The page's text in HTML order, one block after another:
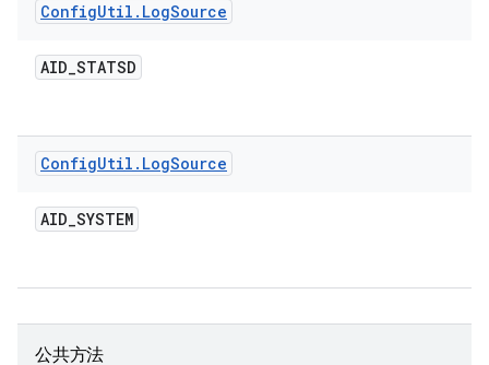
ConfigUtil . LogSource
AID_STATSD
ConfigUtil . LogSource
AID_SYSTEM
公共方法